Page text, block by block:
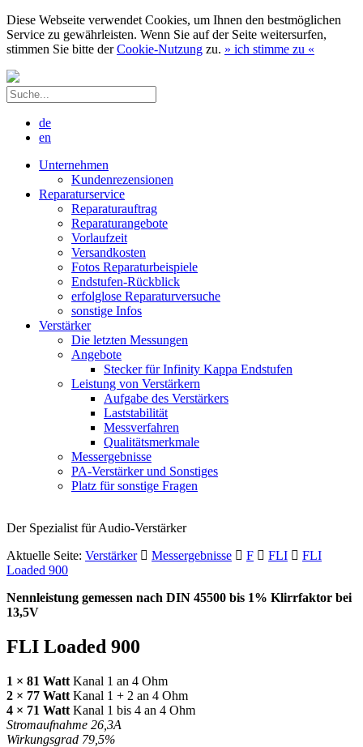
Diese Webseite verwendet Cookies, um Ihnen den bestmöglichen
Service zu gewährleisten. Wenn Sie auf der Seite weitersurfen,
stimmen Sie bitte derCookie-Nutzung zu. » ich stimme zu «
de
en
Unternehmen
Kundenrezensionen
Reparaturservice
Reparaturauftrag
Reparaturangebote
Vorlaufzeit
Versandkosten
Fotos Reparaturbeispiele
Endstufen-Rückblick
erfolglose Reparaturversuche
sonstige Infos
Verstärker
Die letzten Messungen
Angebote
Stecker für Infinity Kappa Endstufen
Leistung von Verstärkern
Aufgabe des Verstärkers
Laststabilität
Messverfahren
Qualitätsmerkmale
Messergebnisse
PA-Verstärker und Sonstiges
Platz für sonstige Fragen
Der Spezialist für Audio-Verstärker
Aktuelle Seite: Verstärker Messergebnisse F FLI
FLI
Loaded 900
Nennleistung gemessen nach DIN 45500 bis 1% Klirrfaktor bei
13,5V
FLI Loaded 900
1 × 81 Watt Kanal 1 an 4 Ohm
2 × 77 Watt Kanal 1 + 2 an 4 Ohm
4 × 71 Watt Kanal 1 bis 4 an 4 Ohm
Stromaufnahme 26,3A
Wirkungsgrad 79,5%